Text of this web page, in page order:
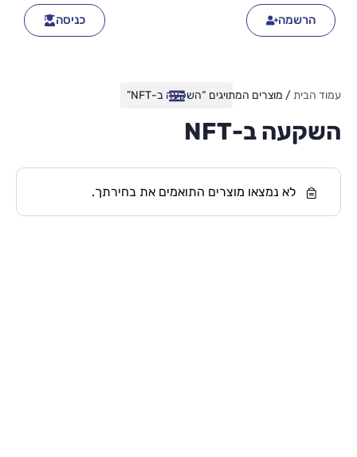
הרשמה כניסה
עמוד הבית/ מוצרים המתויגים “השקעה ב-NFT”
השקעה ב-NFT
לא נמצאו מוצרים התואמים את בחירתך.